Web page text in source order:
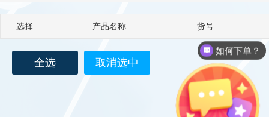
Berry & Associates
LGC Maine Standards Biolife
AbD Serotec
选择 产品名称 货号
全选 取消选中
如何下单？